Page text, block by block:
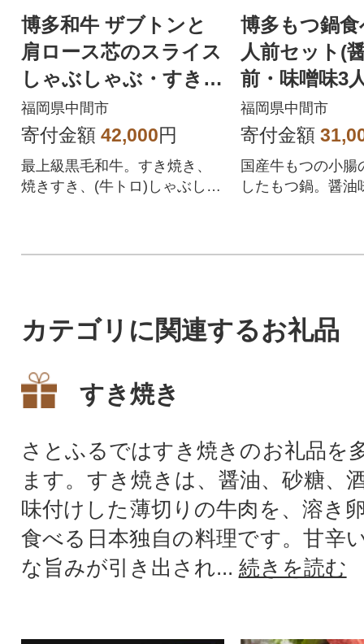
博多和牛 ザブトンと
肩ロース芯のスライス
しゃぶしゃぶ・すき焼
き用 6人前(中間市)
福岡県中間市
寄付金額 42,000円
最上級黒毛和牛。すき焼き、
焼きすき、(牛トロ)しゃぶしゃ
博多もつ鍋
人前セット(
前・味噌味3
市)
福岡県中間市
寄付金額
国産牛もつの小腸
したもつ鍋。醤油
カテゴリに関連するお礼品
すき焼き
さとふるではすき焼きのお礼品を
ます。すき焼きは、醤油、砂糖、
味付けした薄切りの牛肉を、溶き
食べる日本独自の料理です。甘辛
な旨みが引き出され... 続きを読む